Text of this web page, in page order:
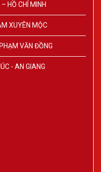
HỒ CHÍ MINH
XUYÊN MỘC
VĂN ĐỒNG
- AN GIANG